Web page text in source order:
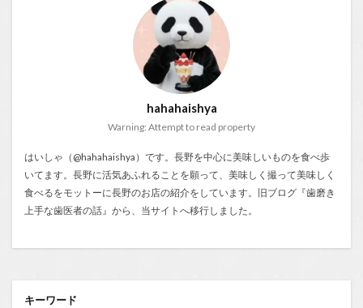
hahahaishya
Warning: Attempt to read property
はいしゃ（@hahahaishya）です。長野を中心に美味しいものを食べ歩
いてます。長野に活気あふれることを願って、美味しく撮って美味しく
食べるをモットーに長野のお店の紹介をしています。旧ブログ『歯磨き
上手な歯医者の話』から、当サイトへ移行しました。
キーワード